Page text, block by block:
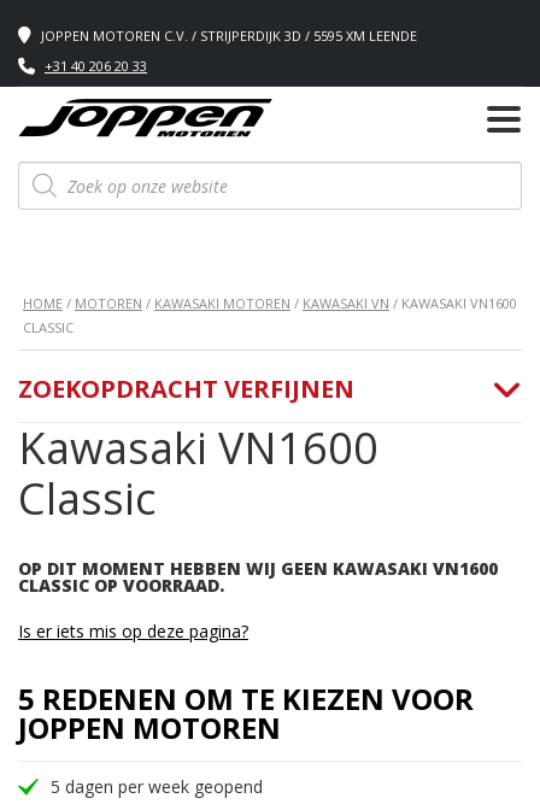
JOPPEN MOTOREN C.V. / STRIJPERDIJK 3D / 5595 XM LEENDE
+31 40 206 20 33
Producten
zoeken
HOME / MOTOREN / KAWASAKI MOTOREN / KAWASAKI VN / KAWASAKI VN1600
CLASSIC
Kawasaki VN1600
Classic
OP DIT MOMENT HEBBEN WIJ GEEN KAWASAKI VN1600
CLASSIC OP VOORRAAD.
ZOEKOPDRACHT VERFIJNEN
Is er iets mis op deze pagina?
5 REDENEN OM TE KIEZEN VOOR
JOPPEN MOTOREN
5 dagen per week geopend